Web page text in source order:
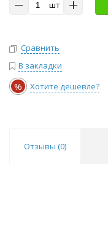
шт
Сравнить
В закладки
% Хотите дешевле?
Отзывы (0)